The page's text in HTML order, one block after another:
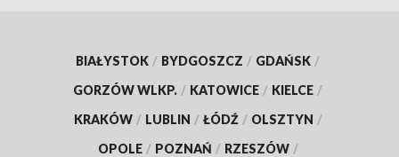
BIAŁYSTOK / BYDGOSZCZ / GDAŃSK /
GORZÓW WLKP. / KATOWICE / KIELCE /
KRAKÓW / LUBLIN / ŁÓDŹ / OLSZTYN /
OPOLE / POZNAŃ / RZESZÓW /